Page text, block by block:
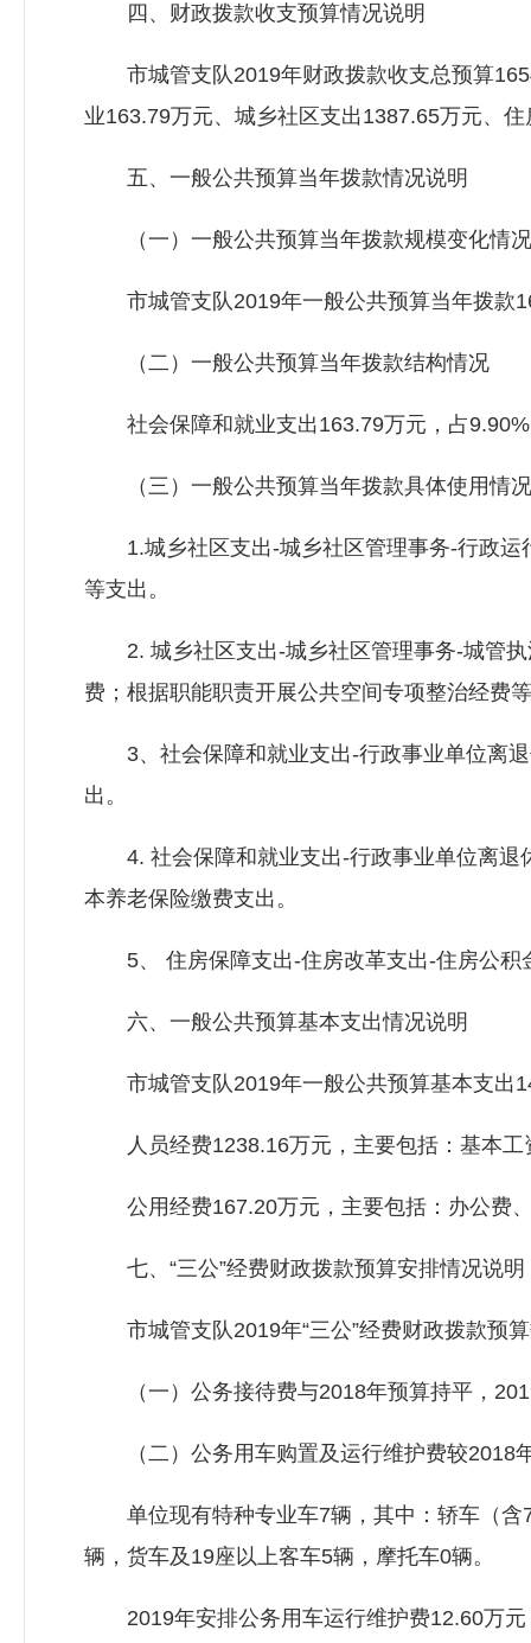
四、财政拨款收支预算情况说明
市城管支队2019年财政拨款收支总预算
业163.79万元、城乡社区支出1387.65万元、
五、一般公共预算当年拨款情况说明
（一）一般公共预算当年拨款规模变化情况
市城管支队2019年一般公共预算当年拨款
（二）一般公共预算当年拨款结构情况
社会保障和就业支出163.79万元，占9.90%
（三）一般公共预算当年拨款具体使用情况
1.城乡社区支出-城乡社区管理事务-行政运
等支出。
2. 城乡社区支出-城乡社区管理事务-城管执
费；根据职能职责开展公共空间专项整治经费
3、社会保障和就业支出-行政事业单位离退
出。
4. 社会保障和就业支出-行政事业单位离退
本养老保险缴费支出。
5、 住房保障支出-住房改革支出-住房公积
六、一般公共预算基本支出情况说明
市城管支队2019年一般公共预算基本支出
人员经费1238.16万元，主要包括：基本工
公用经费167.20万元，主要包括：办公费、
七、“三公”经费财政拨款预算安排情况说明
市城管支队2019年“三公”经费财政拨款预算
（一）公务接待费与2018年预算持平，
（二）公务用车购置及运行维护费较2018
单位现有特种专业车7辆，其中：轿车（含7
辆，货车及19座以上客车5辆，摩托车0辆。
2019年安排公务用车运行维护费12.60万元